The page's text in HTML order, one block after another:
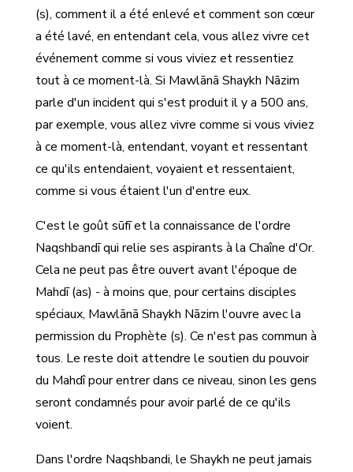
(s), comment il a été enlevé et comment son cœur
a été lavé, en entendant cela, vous allez vivre cet
événement comme si vous viviez et ressentiez
tout à ce moment-là. Si Mawlānā Shaykh Nāzim
parle d'un incident qui s'est produit il y a 500 ans,
par exemple, vous allez vivre comme si vous viviez
à ce moment-là, entendant, voyant et ressentant
ce qu'ils entendaient, voyaient et ressentaient,
comme si vous étaient l'un d'entre eux.
C'est le goût sūfī et la connaissance de l'ordre
Naqshbandī qui relie ses aspirants à la Chaîne d'Or.
Cela ne peut pas être ouvert avant l'époque de
Mahdī (as) - à moins que, pour certains disciples
spéciaux, Mawlānā Shaykh Nāzim l'ouvre avec la
permission du Prophète (s). Ce n'est pas commun à
tous. Le reste doit attendre le soutien du pouvoir
du Mahdî pour entrer dans ce niveau, sinon les gens
seront condamnés pour avoir parlé de ce qu'ils
voient.
Dans l'ordre Naqshbandi, le Shaykh ne peut jamais